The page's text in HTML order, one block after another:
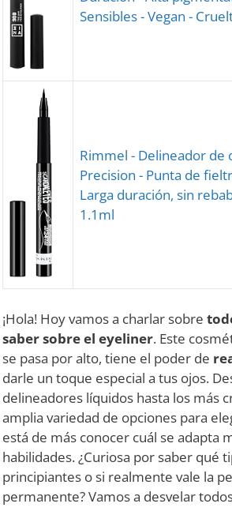
Sensibles - Vegan -
Rimmel - Delineador de
Precision - Punta de
Larga duración, sin
1.1ml
¡Hola! Hoy vamos a charlar sobre
saber sobre el eyeliner. Este
se pasa por alto, tiene el poder de
darle un toque especial a tus ojos.
delineadores líquidos hasta los más
amplia variedad de opciones para
está de más conocer cuál se adapta
habilidades. ¿Curiosa por saber qué
principiantes o si realmente vale la
permanente? Vamos a desvelar